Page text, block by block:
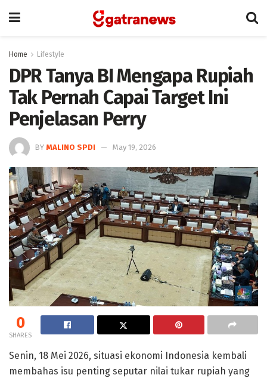
Home Lifestyle
DPR Tanya BI Mengapa Rupiah
Tak Pernah Capai Target Ini
Penjelasan Perry
BY MALINO SPDI May 19, 2026
0
SHARES
Senin, 18 Mei 2026, situasi ekonomi Indonesia kembali
membahas isu penting seputar nilai tukar rupiah yang